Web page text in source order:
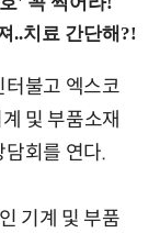
터불고 엑스코
및 부품소재
회를 연다.
기계 및 부품